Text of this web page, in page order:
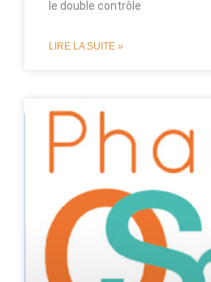
le double contrôle
LIRE LA SUITE »